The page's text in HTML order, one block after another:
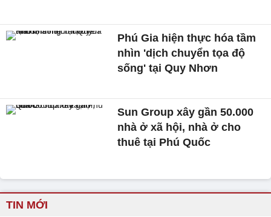
Phú Gia hiện thực hóa tầm
nhìn 'dịch chuyển tọa độ
sống' tại Quy Nhơn
Sun Group xây gần 50.000
nhà ở xã hội, nhà ở cho
thuê tại Phú Quốc
TIN MỚI